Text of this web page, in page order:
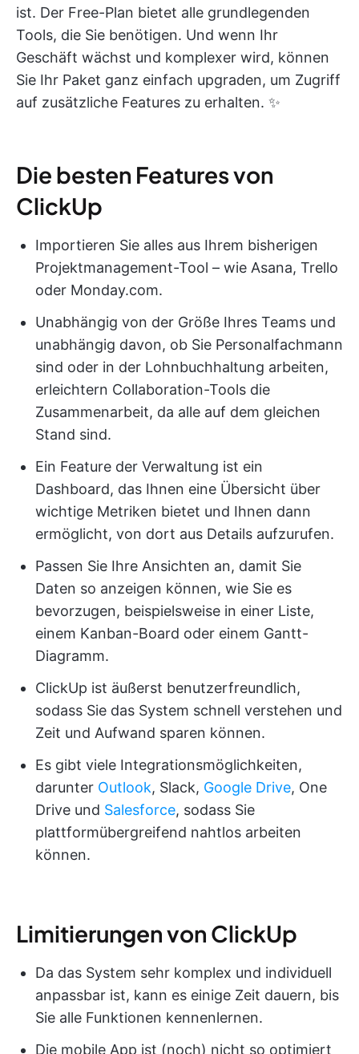
ist. Der Free-Plan bietet alle grundlegenden
Tools, die Sie benötigen. Und wenn Ihr
Geschäft wächst und komplexer wird, können
Sie Ihr Paket ganz einfach upgraden, um Zugriff
auf zusätzliche Features zu erhalten. ✨
Die besten Features von
ClickUp
Importieren Sie alles aus Ihrem bisherigen
Projektmanagement-Tool – wie Asana, Trello
oder Monday.com.
Unabhängig von der Größe Ihres Teams und
unabhängig davon, ob Sie Personalfachmann
sind oder in der Lohnbuchhaltung arbeiten,
erleichtern Collaboration-Tools die
Zusammenarbeit, da alle auf dem gleichen
Stand sind.
Ein Feature der Verwaltung ist ein
Dashboard, das Ihnen eine Übersicht über
wichtige Metriken bietet und Ihnen dann
ermöglicht, von dort aus Details aufzurufen.
Passen Sie Ihre Ansichten an, damit Sie
Daten so anzeigen können, wie Sie es
bevorzugen, beispielsweise in einer Liste,
einem Kanban-Board oder einem Gantt-
Diagramm.
ClickUp ist äußerst benutzerfreundlich,
sodass Sie das System schnell verstehen und
Zeit und Aufwand sparen können.
Es gibt viele Integrationsmöglichkeiten,
darunter Outlook, Slack, Google Drive, One
Drive und Salesforce, sodass Sie
plattformübergreifend nahtlos arbeiten
können.
Limitierungen von ClickUp
Da das System sehr komplex und individuell
anpassbar ist, kann es einige Zeit dauern, bis
Sie alle Funktionen kennenlernen.
Die mobile App ist (noch) nicht so optimiert